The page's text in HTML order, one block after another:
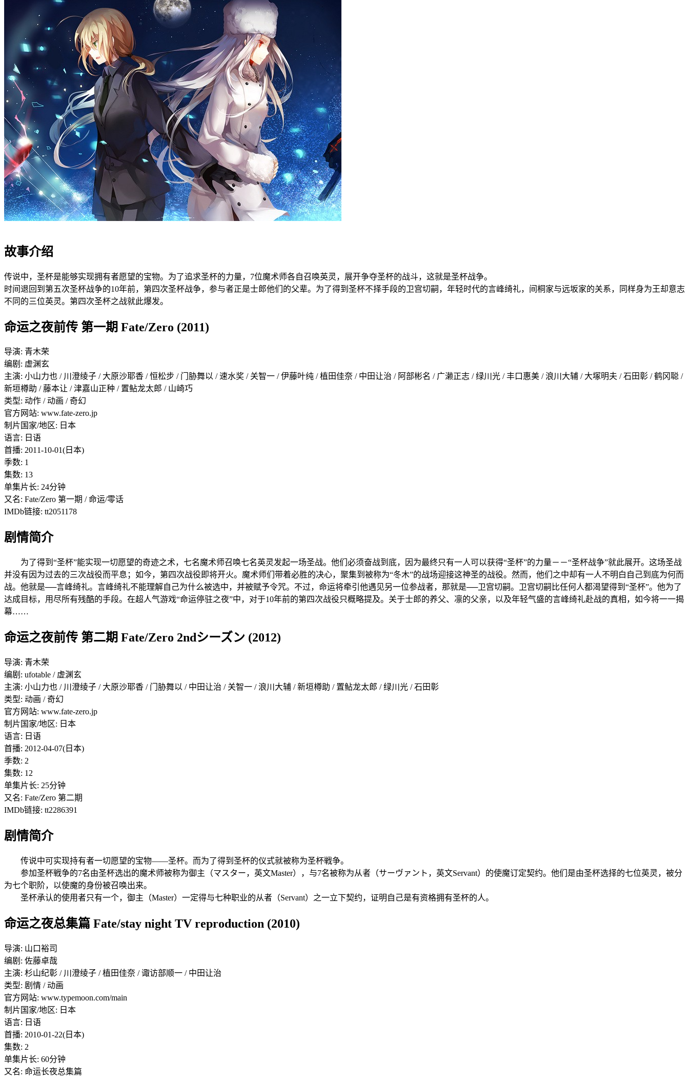
故事介绍
传说中，圣杯是能够实现拥有者愿望的宝物。为了追求圣杯的力量，7位魔术师各自召唤英灵，展开争夺圣杯的战斗，这就是圣杯战争。
时间退回到第五次圣杯战争的10年前，第四次圣杯战争，参与者正是士郎他们的父辈。为了得到圣杯不择手段的卫宫切嗣，年轻时代的言峰绮礼，间桐家与远坂家的关系，同样身为王却意志
不同的三位英灵。第四次圣杯之战就此爆发。
命运之夜前传 第一期 Fate/Zero (2011)
导演: 青木荣
编剧: 虚渊玄
主演: 小山力也 / 川澄绫子 / 大原沙耶香 / 恒松步 / 门胁舞以 / 速水奖 / 关智一 / 伊藤叶纯 / 植田佳奈 / 中田让治 / 阿部彬名 / 广濑正志 / 绿川光 / 丰口惠美 / 浪川大辅 / 大塚明夫 / 石田彰 / 鹤冈聪 /
新垣樽助 / 藤本让 / 津嘉山正种 / 置鲇龙太郎 / 山崎巧
类型: 动作 / 动画 / 奇幻
官方网站: www.fate-zero.jp
制片国家/地区: 日本
语言: 日语
首播: 2011-10-01(日本)
季数: 1
集数: 13
单集片长: 24分钟
又名: Fate/Zero 第一期 / 命运/零话
IMDb链接: tt2051178
剧情简介
为了得到“圣杯”能实现一切愿望的奇迹之术，七名魔术师召唤七名英灵发起一场圣战。他们必须奋战到底，因为最终只有一人可以获得“圣杯”的力量－－“圣杯战争”就此展开。这场圣战
并没有因为过去的三次战役而平息；如今，第四次战役即将开火。魔术师们带着必胜的决心，聚集到被称为“冬木”的战场迎接这神圣的战役。然而，他们之中却有一人不明白自己到底为何而
战。他就是──言峰绮礼。言峰绮礼不能理解自己为什么被选中，并被赋予令咒。不过，命运将牵引他遇见另一位参战者，那就是──卫宫切嗣。卫宫切嗣比任何人都渴望得到“圣杯”。他为了
达成目标，用尽所有残酷的手段。在超人气游戏“命运停驻之夜”中，对于10年前的第四次战役只概略提及。关于士郎的养父、凛的父亲，以及年轻气盛的言峰绮礼赴战的真相，如今将一一揭
幕……
命运之夜前传 第二期 Fate/Zero 2ndシーズン (2012)
导演: 青木荣
编剧: ufotable / 虚渊玄
主演: 小山力也 / 川澄绫子 / 大原沙耶香 / 门胁舞以 / 中田让治 / 关智一 / 浪川大辅 / 新垣樽助 / 置鲇龙太郎 / 绿川光 / 石田彰
类型: 动画 / 奇幻
官方网站: www.fate-zero.jp
制片国家/地区: 日本
语言: 日语
首播: 2012-04-07(日本)
季数: 2
集数: 12
单集片长: 25分钟
又名: Fate/Zero 第二期
IMDb链接: tt2286391
剧情简介
传说中可实现持有者一切愿望的宝物——圣杯。而为了得到圣杯的仪式就被称为圣杯戦争。
参加圣杯戦争的7名由圣杯选出的魔术师被称为御主（マスター，英文Master），与7名被称为从者（サーヴァント，英文Servant）的使魔订定契约。他们是由圣杯选择的七位英灵，被分
为七个职阶，以使魔的身份被召唤出来。
圣杯承认的使用者只有一个，御主（Master）一定得与七种职业的从者（Servant）之一立下契约，证明自己是有资格拥有圣杯的人。
命运之夜总集篇 Fate/stay night TV reproduction (2010)
导演: 山口裕司
编剧: 佐藤卓哉
主演: 杉山纪彰 / 川澄绫子 / 植田佳奈 / 诹访部顺一 / 中田让治
类型: 剧情 / 动画
官方网站: www.typemoon.com/main
制片国家/地区: 日本
语言: 日语
首播: 2010-01-22(日本)
集数: 2
单集片长: 60分钟
又名: 命运长夜总集篇